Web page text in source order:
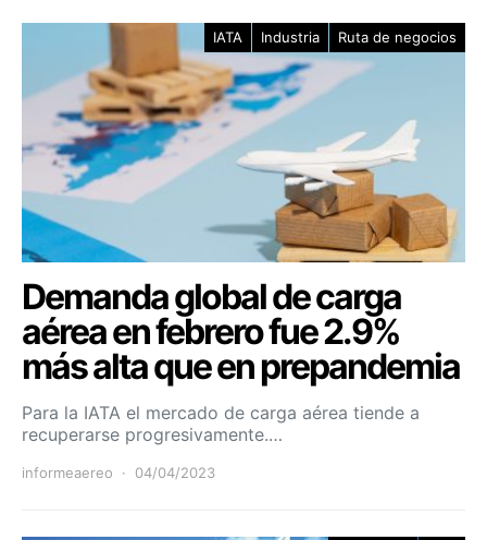
IATA Industria Ruta de negocios
Demanda global de carga
aérea en febrero fue 2.9%
más alta que en prepandemia
Para la IATA el mercado de carga aérea tiende a
recuperarse progresivamente.…
informeaereo 04/04/2023